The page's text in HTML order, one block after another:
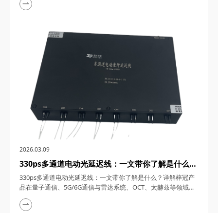
如一颗璀璨的明星，以其独特的光学特性和广泛的应用领域，吸
越的性能和稳定的表现，成为了市场上的热门之...
2026.03.09
330ps多通道电动光延迟线：一文带你了解是什么？
详解梓冠产品在量子通信、5G/6G通信与雷达系
统、OCT、太赫兹等领域的实际应用
330ps多通道电动光延迟线：一文带你了解是什么？详解梓冠产
品在量子通信、5G/6G通信与雷达系统、OCT、太赫兹等领域的
实际应用 330ps多通道电动光延迟线，在光通信与光电子技术的
飞速发展中，凭借其高精度、多通道、可调可控等特性，在量子